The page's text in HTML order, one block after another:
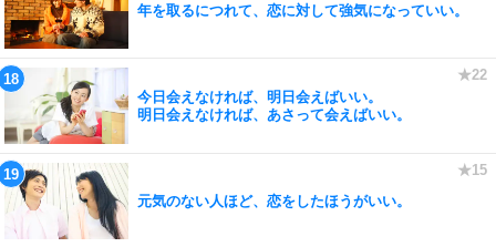
年を取るにつれて、恋に対して強気になっていい。
今日会えなければ、明日会えばいい。
明日会えなければ、あさって会えばいい。
元気のない人ほど、恋をしたほうがいい。